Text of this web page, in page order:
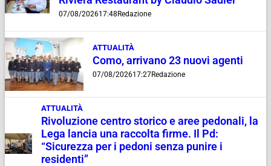
07/08/202617:48 Redazione
ATTUALITÀ
Como, arrivano 23 nuovi agenti
07/08/202617:27Redazione
ATTUALITÀ
Rivoluzione centro storico e aree pedonali, la
Lega lancia una raccolta firme. Il Pd:
“Sicurezza per i pedoni senza punire i
residenti”